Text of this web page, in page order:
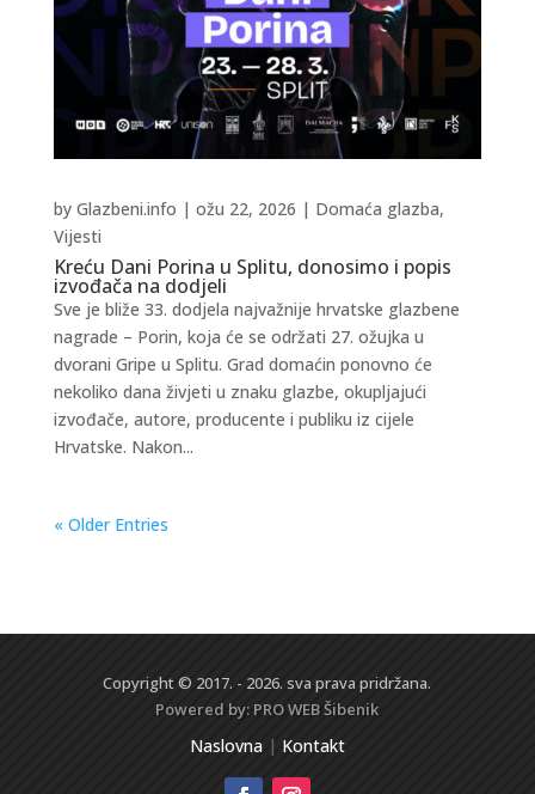
Kreću Dani Porina u Splitu, donosimo i popis
izvođača na dodjeli
by Glazbeni.info | ožu 22, 2026 | Domaća glazba,
Vijesti
Sve je bliže 33. dodjela najvažnije hrvatske glazbene
nagrade – Porin, koja će se održati 27. ožujka u
dvorani Gripe u Splitu. Grad domaćin ponovno će
nekoliko dana živjeti u znaku glazbe, okupljajući
izvođače, autore, producente i publiku iz cijele
Hrvatske. Nakon...
« Older Entries
Copyright © 2017. - 2026. sva prava pridržana.
Powered by: PRO WEBŠibenik
Naslovna| Kontakt